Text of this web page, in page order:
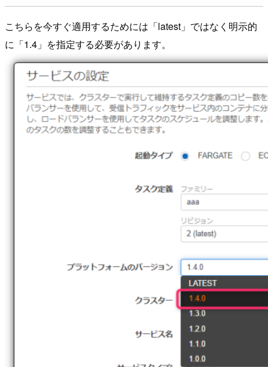
こちらを今すぐ適用するためには「latest」ではなく明示的
に「1.4」を指定する必要があります。